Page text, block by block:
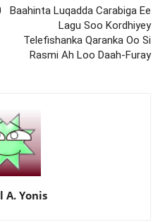
Baahinta Luqadda Carabiga Ee
Lagu Soo Kordhiyey
Telefishanka Qaranka Oo Si
Rasmi Ah Loo Daah-Furay
A. Yonis